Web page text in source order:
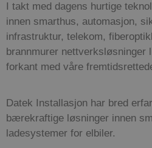
I takt med dagens hurtige
innen smarthus, automasjon,
infrastruktur, telekom,
brannmurer nettverksløsninger
forkant med våre
Datek Installasjon har bred
bærekraftige løsninger innen
ladesystemer for elbiler.